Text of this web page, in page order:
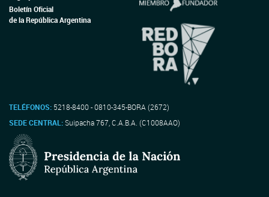
Boletín Oficial
de la República Argentina
TELÉFONOS: 5218-8400 - 0810-345-BORA (2672)
SEDE CENTRAL:Suipacha 767, C.A.B.A. (C1008AAO)